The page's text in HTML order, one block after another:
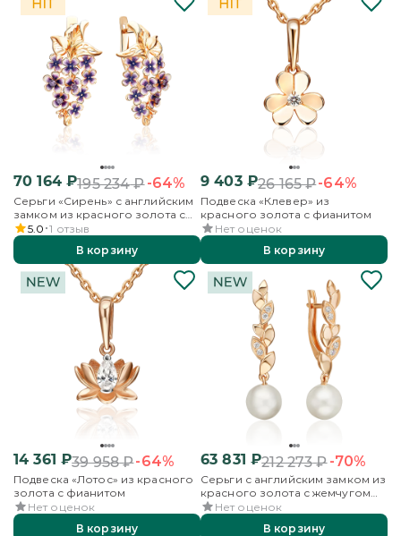
70 164₽195 234₽-64%
Серьги «Сирень» с английским
замком из красного золота с
фианитами и эмалью
5.0 1 отзыв
В корзину
9 403₽26 165₽-64%
Подвеска «Клевер» из
красного золота с фианитом
Нет оценок
В корзину
14 361 ₽39 958₽-64%
Подвеска «Лотос» из красного
золота с фианитом
Нет оценок
В корзину
63 831 ₽212 273₽-70%
Серьги с английским замком из
красного золота с жемчугом
культивированным и
фианитами
Нет оценок
В корзину